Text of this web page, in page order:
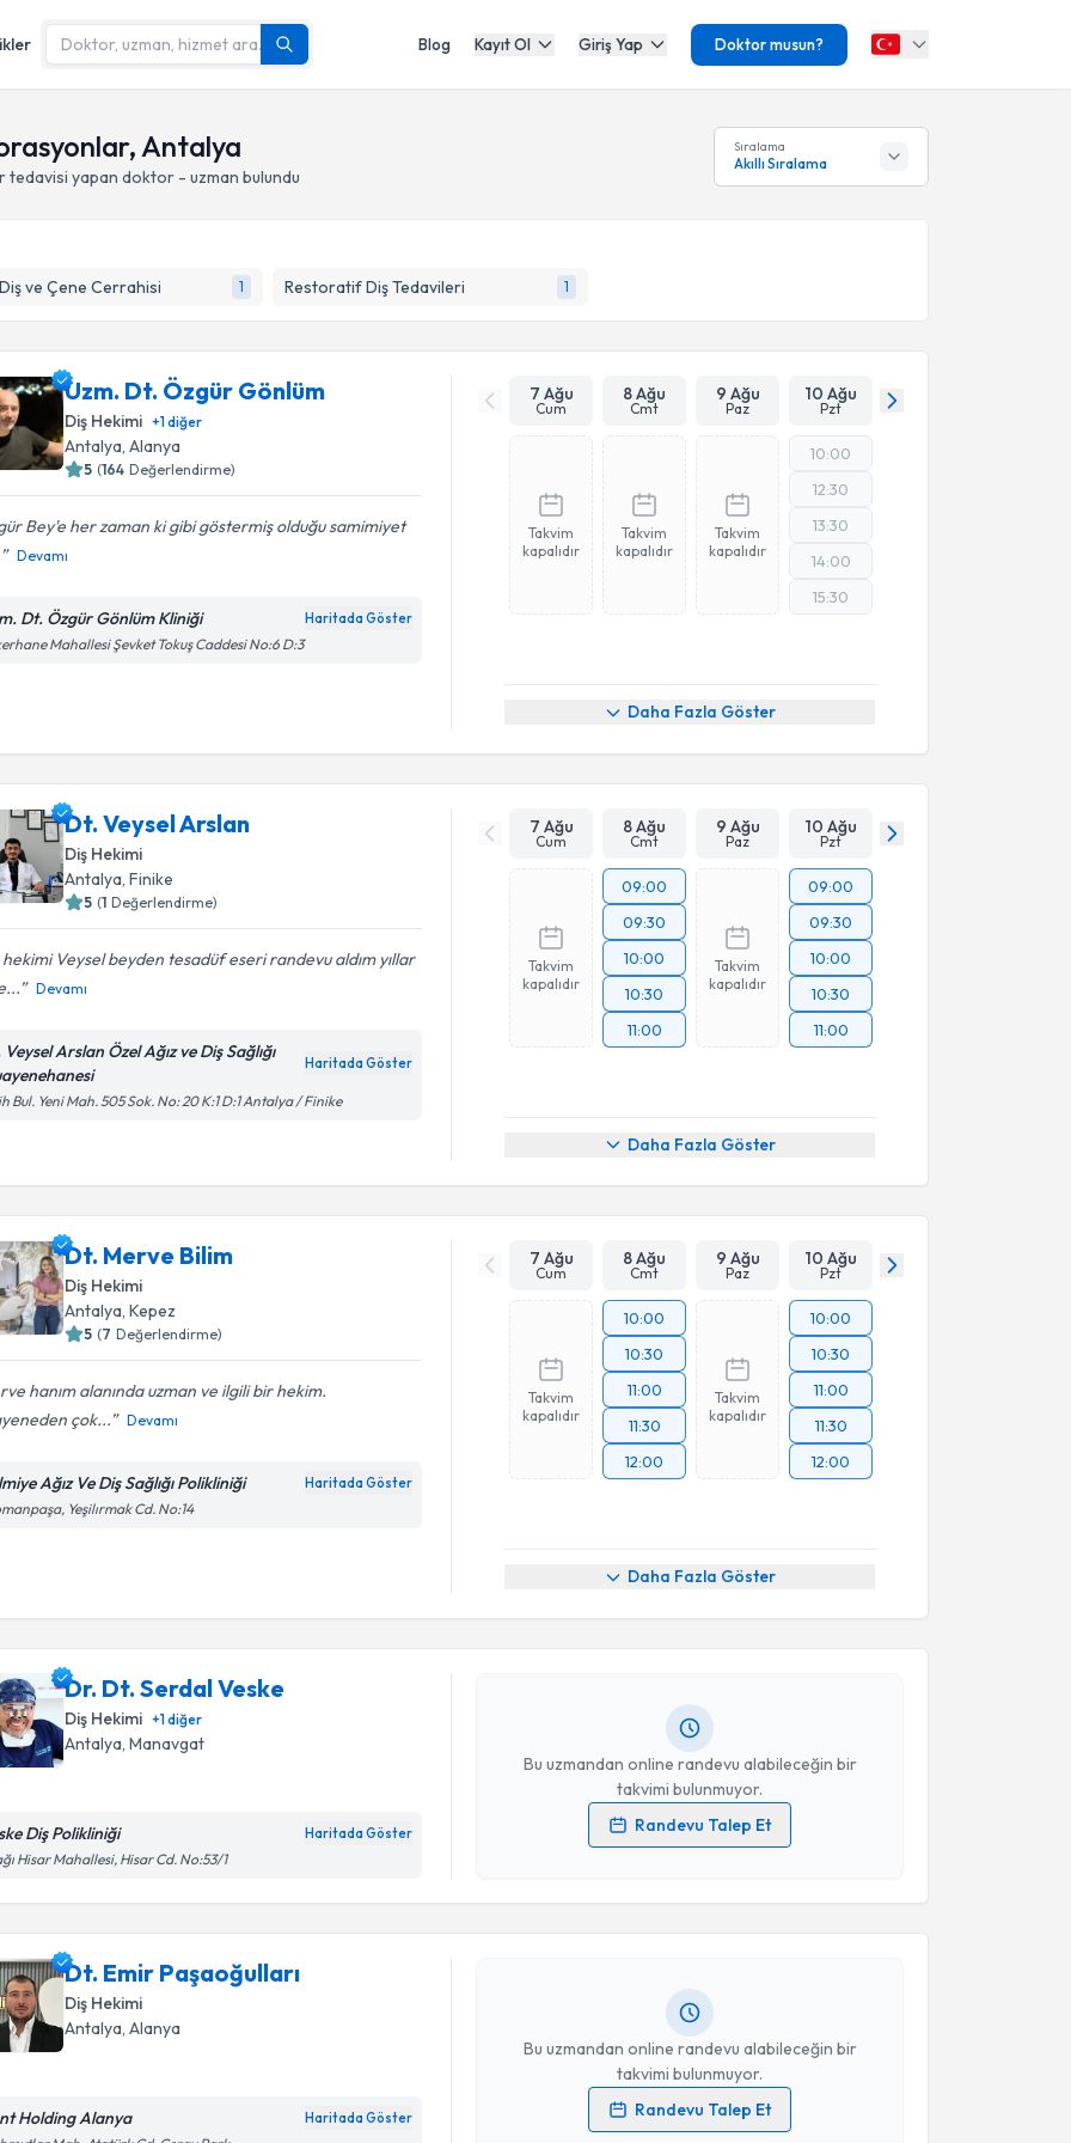
Blog Kayıt Ol Giriş Yap Doktor musun?
Antalya
tedavisi yapan doktor - uzman bulundu
Sıralama
Akıllı Sıralama
Diş ve Çene Cerrahisi 1 Restoratif Diş Tedavileri 1
Uzm. Dt. Özgür Gönlüm
Diş Hekimi +1diğer
Antalya, Alanya
5 (164 Değerlendirme)
Bey'e her zaman ki gibi göstermiş olduğu samimiyet
Devamı
Dt. Özgür Gönlüm Kliniği Haritada Göster
Mahallesi Şevket Tokuş Caddesi No:6 D:3
7 Ağu
Cum
8 Ağu
Cmt
9 Ağu
Paz
10 Ağu
Pzt
Takvim
kapalıdır
Takvim
kapalıdır
Takvim
kapalıdır
10:00
12:30
13:30
14:00
15:30
Daha Fazla Göster
Dt. Veysel Arslan
Diş Hekimi
Antalya , Finike
5 (1 Değerlendirme)
hekimi Veysel beyden tesadüf eseri randevu aldım yıllar
Devamı
Arslan Özel Ağız ve Diş Sağlığı
Haritada Göster
Bul. Yeni Mah. 505 Sok. No: 20 K:1 D:1 Antalya / Finike
7 Ağu
Cum
8 Ağu
Cmt
9 Ağu
Paz
10 Ağu
Pzt
Takvim
kapalıdır
09:00
09:30
10:00
10:30
11:00
Takvim
kapalıdır
09:00
09:30
10:00
10:30
11:00
Daha Fazla Göster
Dt. Merve Bilim
Diş Hekimi
Antalya, Kepez
5 (7 Değerlendirme)
hanım alanında uzman ve ilgili bir hekim.
çok...
Devamı
Ağız Ve Diş Sağlığı Polikliniği Haritada Göster
Yeşilırmak Cd. No:14
7 Ağu
Cum
8 Ağu
Cmt
9 Ağu
Paz
10 Ağu
Pzt
Takvim
kapalıdır
10:00
10:30
11:00
11:30
12:00
Takvim
kapalıdır
10:00
10:30
11:00
11:30
12:00
Daha Fazla Göster
Dr. Dt. Serdal Veske
Diş Hekimi +1diğer
Antalya , Manavgat
Diş Polikliniği Haritada Göster
Hisar Mahallesi, Hisar Cd. No:53/1
Bu uzmandan online randevu alabileceğin bir
takvimi bulunmuyor.
Randevu Talep Et
Randevu Takvimi Talebi
Kişisel verilerimin işlenmesine ilişkinAydınlatma Metni
Dt. Emir Paşaoğulları
Diş Hekimi
Antalya , Alanya
Holding Alanya Haritada Göster
Bu uzmandan online randevu alabileceğin bir
takvimi bulunmuyor.
Randevu Talep Et
Randevu Takvimi Talebi
Kişisel verilerimin işlenmesine ilişkinAydınlatma Metni